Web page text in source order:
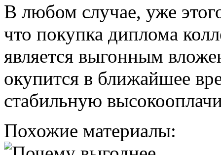
В любом случае, уже
что покупка диплома
является выгонным
окупится в ближайшее
стабильную
Похожие материалы: